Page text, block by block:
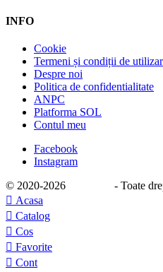
INFO
Cookie
Termeni și condiții de
Despre noi
Politica de confidentialitate
ANPC
Platforma SOL
Contul meu
Facebook
Instagram
© 2020-2026
- Toate
 Acasa
 Catalog
 Cos
 Favorite
 Cont